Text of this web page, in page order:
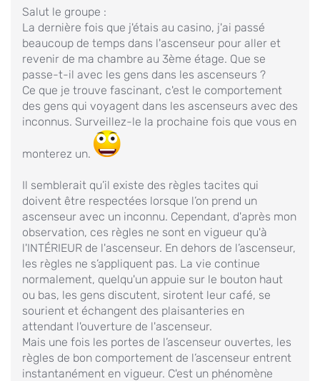
Salut le groupe :
La dernière fois que j'étais au casino, j'ai passé
beaucoup de temps dans l'ascenseur pour aller et
revenir de ma chambre au 3ème étage. Que se
passe-t-il avec les gens dans les ascenseurs ?
Ce que je trouve fascinant, c'est le comportement
des gens qui voyagent dans les ascenseurs avec des
inconnus. Surveillez-le la prochaine fois que vous en
monterez un.
Il semblerait qu’il existe des règles tacites qui
doivent être respectées lorsque l’on prend un
ascenseur avec un inconnu. Cependant, d'après mon
observation, ces règles ne sont en vigueur qu'à
l'INTÉRIEUR de l'ascenseur. En dehors de l’ascenseur,
les règles ne s’appliquent pas. La vie continue
normalement, quelqu'un appuie sur le bouton haut
ou bas, les gens discutent, sirotent leur café, se
sourient et échangent des plaisanteries en
attendant l'ouverture de l'ascenseur.
Mais une fois les portes de l’ascenseur ouvertes, les
règles de bon comportement de l’ascenseur entrent
instantanément en vigueur. C'est un phénomène